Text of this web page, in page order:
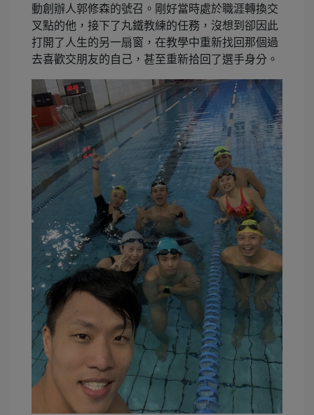
動創辦人郭修森的號召。剛好當時處於職涯轉換交
叉點的他，接下了丸鐵教練的任務，沒想到卻因此
打開了人生的另一扇窗，在教學中重新找回那個過
去喜歡交朋友的自己，甚至重新拾回了選手身分。